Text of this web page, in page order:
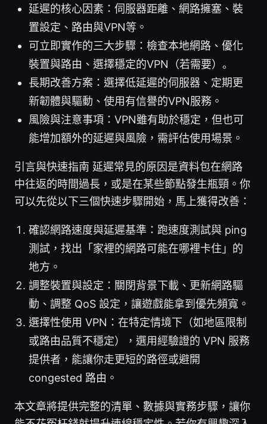
延遲的核心因素：伺服器距離、網路擁塞、裝
置設定、路由與VPN等。
可立即實作的三大步驟：檢查本地網路、優化
裝置與路由、選擇穩定的VPN（若需要）。
長期改善方案：選擇低延遲的伺服器、定期更
新韌體與驅動、使用有信譽的VPN服務。
風險與注意事項：VPN雖有助於穩定，但也可
能增加額外的延遲與風險，需評估使用場景。
引言與快速指南 延遲常見的原因是資料包在網路
中往返的時間過長，或是在某些節點發生瓶頸。你
可以先從以下三個快速步驟開始，馬上獲得改善：
確認網路速度與延遲基準：跑速度測試與 ping
測試，找出「家裡的網路可能在哪裡卡住」的
地方。
調整裝置與設定：關閉背景下載、更新網路驅
動、調整 QoS 設定，讓遊戲能拿到優先頻寬。
選擇性使用 VPN：在特定情境下（如地區限制
或路由品質不穩定），選用經驗證的 VPN 服務
提供者，能讓你走更短的路徑或避開
congested 路由。
本文章將提供完整的清單、數據與實務步驟，讓你